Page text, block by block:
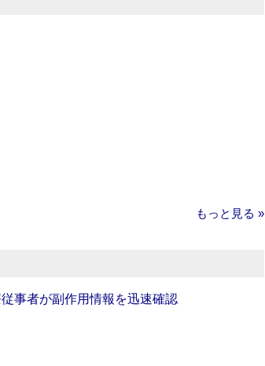
もっと見る »
事者が副作用情報を迅速確認